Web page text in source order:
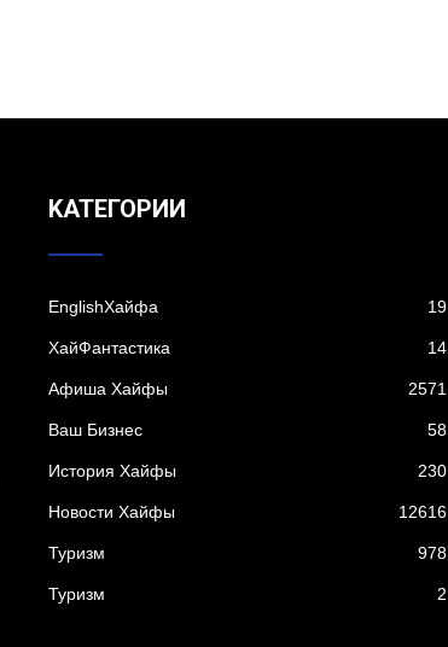
KАТЕГОРИИ
EnglishХайфа 19
XайФантастика 14
Афиша Хайфы 2571
Ваш Бизнес 58
История Хайфы 230
Новости Хайфы 12616
Туризм 978
Туризм 2